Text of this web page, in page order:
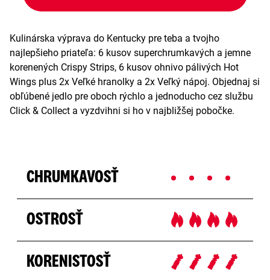
Kulinárska výprava do Kentucky pre teba a tvojho
najlepšieho priateľa: 6 kusov superchrumkavých a jemne
korenených Crispy Strips, 6 kusov ohnivo pálivých Hot
Wings plus 2x Veľké hranolky a 2x Veľký nápoj. Objednaj si
obľúbené jedlo pre oboch rýchlo a jednoducho cez službu
Click & Collect a vyzdvihni si ho v najbližšej pobočke.
CHRUMKAVOSŤ
OSTROSŤ
KORENISTOSŤ